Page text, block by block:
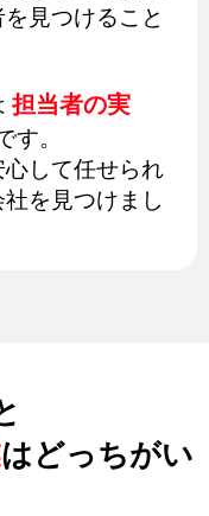
見つけること
担当者の実
す。
して任せられ
を見つけまし
はどっちがい